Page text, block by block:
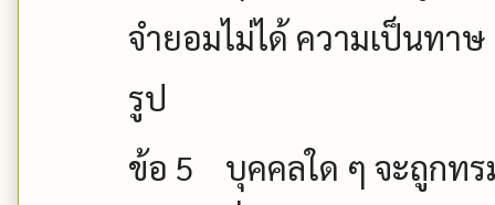
จำยอมไม่ได้ ความเป็นทา
รูป
ข้อ 5 บุคคลใด ๆ จะถูกท